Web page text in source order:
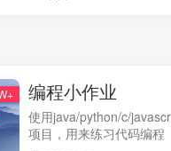
编程小作业
使用java/python/c/
项目，用来练习代码编程